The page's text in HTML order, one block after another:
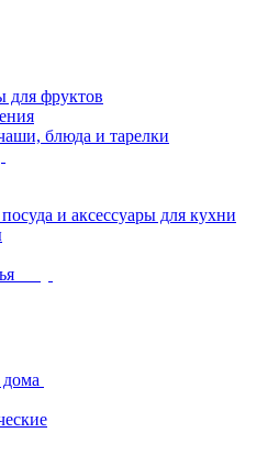
для фруктов
блюда и тарелки
и аксессуары для кухни